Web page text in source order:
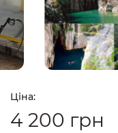
Ціна:
4 200 грн